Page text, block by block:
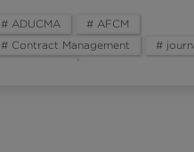
# ADUCMA
# AFCM
# Contract Management
#